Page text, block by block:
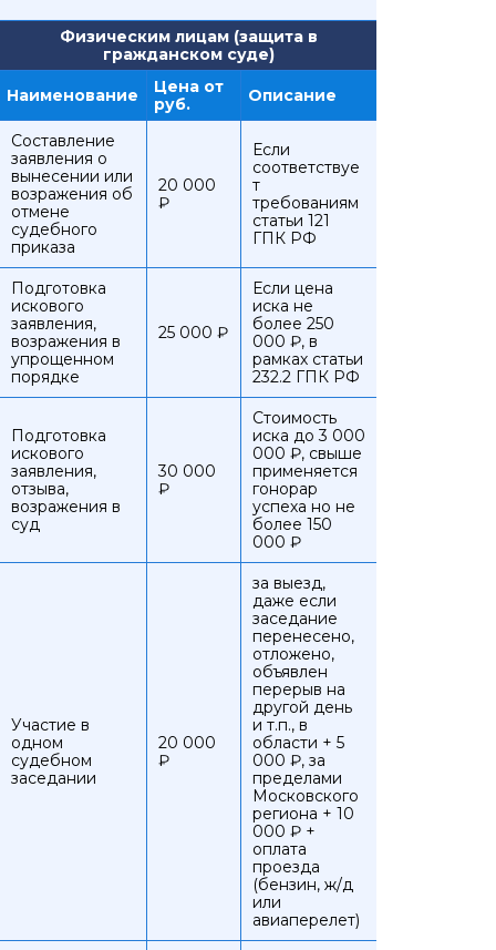
Физическим лицам (защита в
гражданском суде)
Наименование
Цена от
руб.
Описание
Составление
заявления о
вынесении или
возражения об
отмене
судебного
приказа
20 000
₽
Если
соответствуе
т
требованиям
статьи 121
ГПК РФ
Подготовка
искового
заявления,
возражения в
упрощенном
порядке
25 000 ₽
Если цена
иска не
более 250
000 ₽, в
рамках статьи
232.2 ГПК РФ
Подготовка
искового
заявления,
отзыва,
возражения в
суд
30 000
₽
Стоимость
иска до 3 000
000 ₽, свыше
применяется
гонорар
успеха но не
более 150
000 ₽
Участие в
одном
судебном
заседании
20 000
₽
за выезд,
даже если
заседание
перенесено,
отложено,
объявлен
перерыв на
другой день
и т.п., в
области + 5
000 ₽, за
пределами
Московского
региона + 10
000 ₽ +
оплата
проезда
(бензин, ж/д
или
авиаперелет)